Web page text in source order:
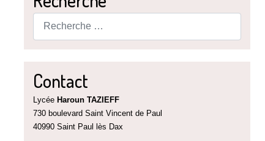
Contact
Lycée Haroun TAZIEFF
730 boulevard Saint Vincent de Paul
40990 Saint Paul lès Dax